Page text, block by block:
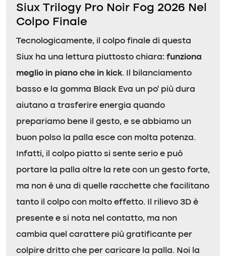
Siux Trilogy Pro Noir Fog 2026 Nel
Colpo Finale
Tecnologicamente, il colpo finale di questa
Siux ha una lettura piuttosto chiara: funziona
meglio in piano che in kick. Il bilanciamento
basso e la gomma Black Eva un po’ più dura
aiutano a trasferire energia quando
prepariamo bene il gesto, e se abbiamo un
buon polso la palla esce con molta potenza.
Infatti, il colpo piatto si sente serio e può
portare la palla oltre la rete con un gesto forte,
ma non è una di quelle racchette che facilitano
tanto il colpo con molto effetto. Il rilievo 3D è
presente e si nota nel contatto, ma non
cambia quel carattere più gratificante per
colpire dritto che per caricare la palla. Noi la